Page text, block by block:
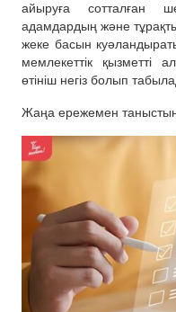
айыруға сотталған
адамдардың және
жеке басын
мемлекеттік қызметті
өтініш негіз болып
Жаңа ережемен